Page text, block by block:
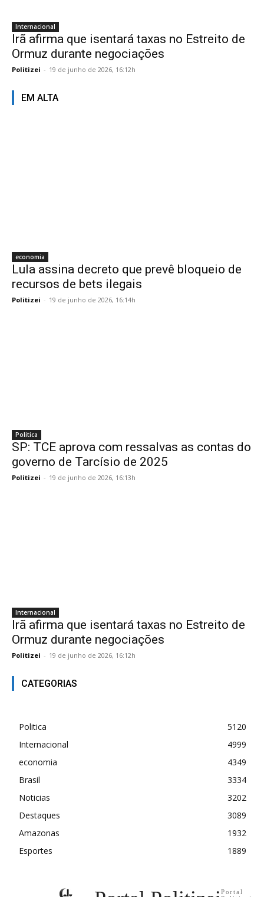
Internacional
Irã afirma que isentará taxas no Estreito de
Ormuz durante negociações
Politizei - 19 de junho de 2026, 16:12h
EM ALTA
economia
Lula assina decreto que prevê bloqueio de
recursos de bets ilegais
Politizei - 19 de junho de 2026, 16:14h
Politica
SP: TCE aprova com ressalvas as contas do
governo de Tarcísio de 2025
Politizei - 19 de junho de 2026, 16:13h
Internacional
Irã afirma que isentará taxas no Estreito de
Ormuz durante negociações
Politizei - 19 de junho de 2026, 16:12h
CATEGORIAS
Politica
5120
Internacional
4999
economia
4349
Brasil
3334
Noticias
3202
Destaques
3089
Amazonas
1932
Esportes
1889
Portal